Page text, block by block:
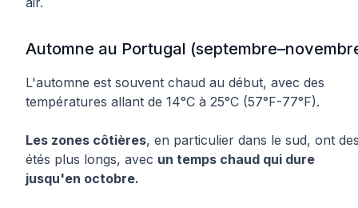
Automne au Portugal
L'automne est souvent chaud au début, avec des
températures allant de 14°C à 25°C (57°F-77°F).
Les zones côtières, en particulier dans le sud, ont
étés plus longs, avec un temps chaud qui dure
jusqu'en octobre.